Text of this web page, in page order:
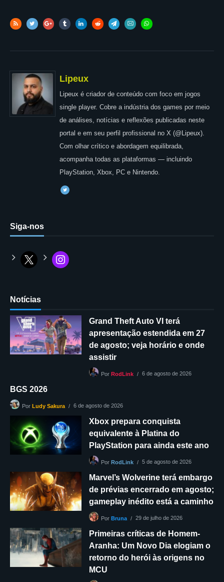
Lipeux
Lipeux é criador de conteúdo com foco em jogos
single player. Cobre a indústria dos games por meio
de análises, notícias e reflexões publicadas neste
portal e em seu perfil profissional no X (@Lipeux).
Com olhar crítico e abordagem equilibrada,
acompanha todas as plataformas — incluindo
PlayStation, Xbox, PC e Nintendo.
Siga-nos
Notícias
Grand Theft Auto VI terá
apresentação estendida em 27
de agosto; veja horário e onde
assistir
PorRodLink 6 de agosto de 2026
BGS 2026
PorLudy Sakura 6 de agosto de 2026
Xbox prepara conquista
equivalente à Platina do
PlayStation para ainda este ano
PorRodLink 5 de agosto de 2026
Marvel’s Wolverine terá embargo
de prévias encerrado em agosto;
gameplay inédito está a caminho
PorBruna 29 de julho de 2026
Primeiras críticas de Homem-
Aranha: Um Novo Dia elogiam o
retorno do herói às origens no
MCU